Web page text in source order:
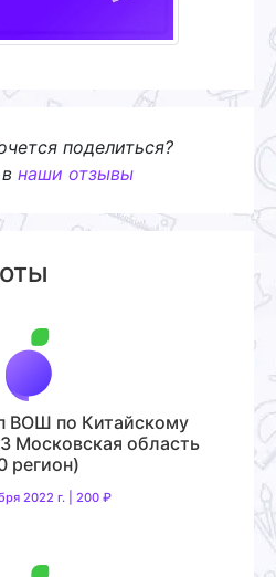
поделиться?
наши отзывы
ВОШ по Китайскому
Московская область
регион)
2022 г. | 200 ₽